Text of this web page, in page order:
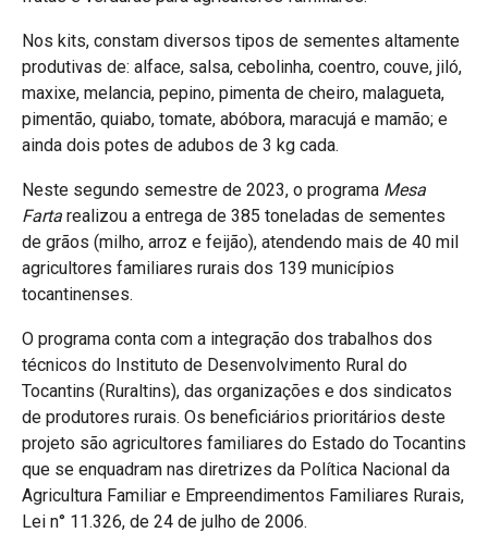
Nos kits, constam diversos tipos de sementes altamente
produtivas de: alface, salsa, cebolinha, coentro, couve, jiló,
maxixe, melancia, pepino, pimenta de cheiro, malagueta,
pimentão, quiabo, tomate, abóbora, maracujá e mamão; e
ainda dois potes de adubos de 3 kg cada.
Neste segundo semestre de 2023, o programa Mesa
Farta realizou a entrega de 385 toneladas de sementes
de grãos (milho, arroz e feijão), atendendo mais de 40 mil
agricultores familiares rurais dos 139 municípios
tocantinenses.
O programa conta com a integração dos trabalhos dos
técnicos do Instituto de Desenvolvimento Rural do
Tocantins (Ruraltins), das organizações e dos sindicatos
de produtores rurais. Os beneficiários prioritários deste
projeto são agricultores familiares do Estado do Tocantins
que se enquadram nas diretrizes da Política Nacional da
Agricultura Familiar e Empreendimentos Familiares Rurais,
Lei n° 11.326, de 24 de julho de 2006.